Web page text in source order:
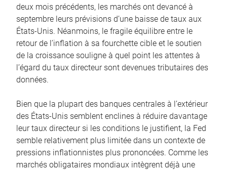
deux mois précédents, les marchés ont devancé à
septembre leurs prévisions d’une baisse de taux aux
États-Unis. Néanmoins, le fragile équilibre entre le
retour de l’inflation à sa fourchette cible et le soutien
de la croissance souligne à quel point les attentes à
l’égard du taux directeur sont devenues tributaires des
données.
Bien que la plupart des banques centrales à l’extérieur
des États-Unis semblent enclines à réduire davantage
leur taux directeur si les conditions le justifient, la Fed
semble relativement plus limitée dans un contexte de
pressions inflationnistes plus prononcées. Comme les
marchés obligataires mondiaux intègrent déjà une